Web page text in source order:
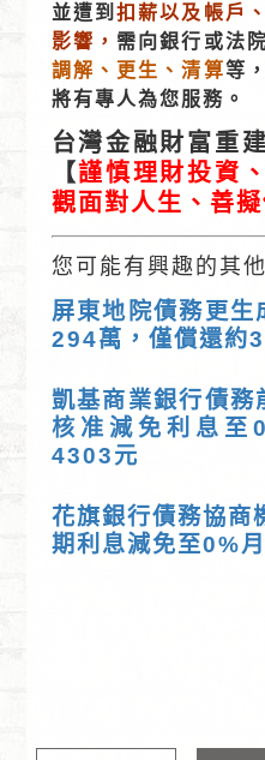
並遭到扣薪以及帳戶
影響， 需向銀行或法
調解、更生、清算等
將有專人為您服務。
台灣金融財富重
【謹慎理財投資
觀面對人生、善
您可能有興趣的其
屏東地院債務更生
294萬，僅償還約
凱基商業銀行債務
核准減免利息至
4303元
花旗銀行債務協商
期利息減免至0%